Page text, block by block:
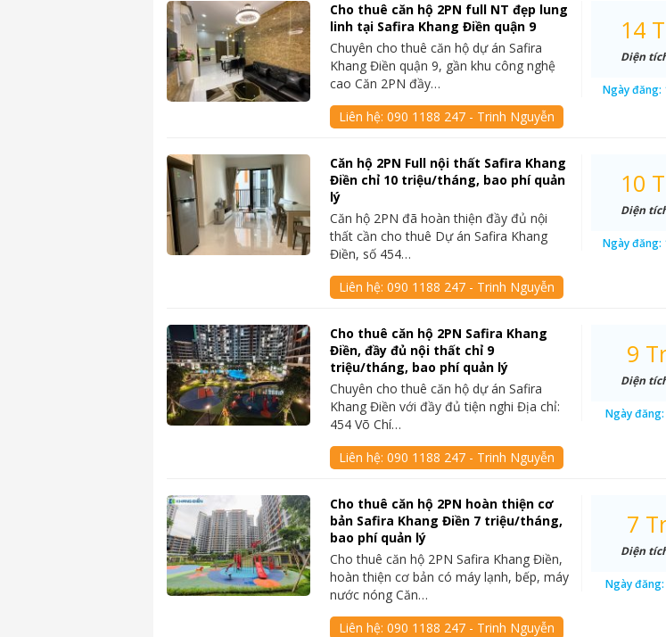
Cho thuê căn hộ 2PN full NT đẹp lung
linh tại Safira Khang Điền quận 9
Chuyên cho thuê căn hộ dự án Safira
Khang Điền quận 9, gần khu công nghệ
cao Căn 2PN đầy…
Liên hệ:090 1188 247 - Trinh Nguyễn
14
Diện
Ngày đăng:
Căn hộ 2PN Full nội thất Safira Khang
Điền chỉ 10 triệu/tháng, bao phí quản
lý
Căn hộ 2PN đã hoàn thiện đầy đủ nội
thất cần cho thuê Dự án Safira Khang
Điền, số 454…
Liên hệ:090 1188 247 - Trinh Nguyễn
10
Diện
Ngày đăng:
Cho thuê căn hộ 2PN Safira Khang
Điền, đầy đủ nội thất chỉ 9
triệu/tháng, bao phí quản lý
Chuyên cho thuê căn hộ dự án Safira
Khang Điền với đầy đủ tiện nghi Địa chỉ:
454 Võ Chí…
Liên hệ:090 1188 247 - Trinh Nguyễn
9
Diện
Ngày
Cho thuê căn hộ 2PN hoàn thiện cơ
bản Safira Khang Điền 7 triệu/tháng,
bao phí quản lý
Cho thuê căn hộ 2PN Safira Khang Điền,
hoàn thiện cơ bản có máy lạnh, bếp, máy
nước nóng Căn…
Liên hệ:090 1188 247 - Trinh Nguyễn
7
Diện
Ngày đăng: